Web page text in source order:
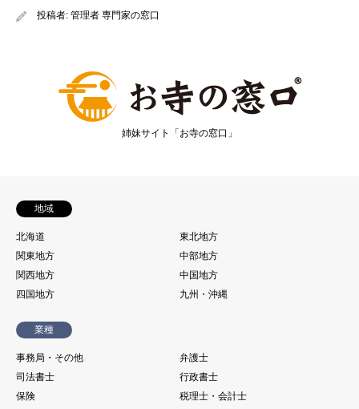
投稿者: 管理者 専門家の窓口
姉妹サイト「お寺の窓口」
地域
北海道
東北地方
関東地方
中部地方
関西地方
中国地方
四国地方
九州・沖縄
業種
事務局・その他
弁護士
司法書士
行政書士
保険
税理士・会計士